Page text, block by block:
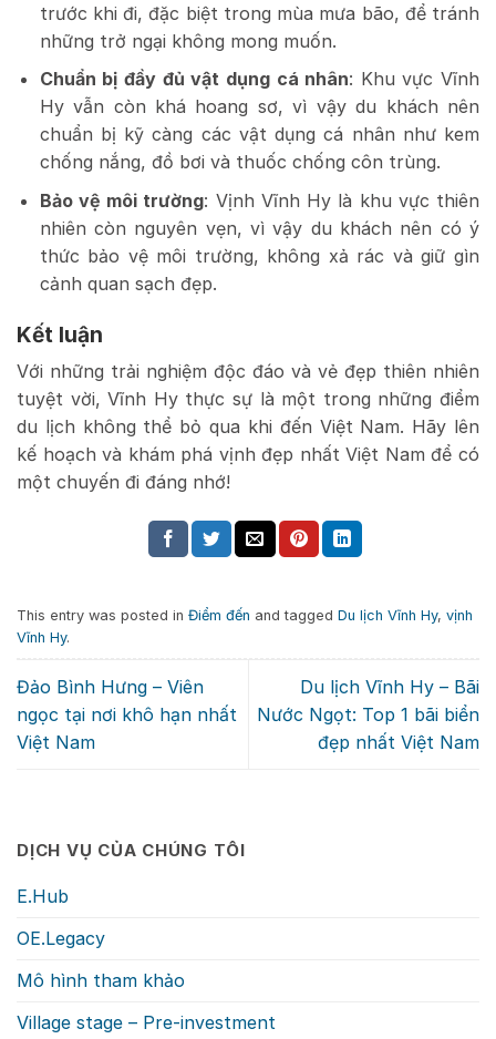
trước khi đi, đặc biệt trong mùa mưa bão, để tránh
những trở ngại không mong muốn.
Chuẩn bị đầy đủ vật dụng cá nhân: Khu vực Vĩnh
Hy vẫn còn khá hoang sơ, vì vậy du khách nên
chuẩn bị kỹ càng các vật dụng cá nhân như kem
chống nắng, đồ bơi và thuốc chống côn trùng.
Bảo vệ môi trường: Vịnh Vĩnh Hy là khu vực thiên
nhiên còn nguyên vẹn, vì vậy du khách nên có ý
thức bảo vệ môi trường, không xả rác và giữ gìn
cảnh quan sạch đẹp.
Kết luận
Với những trải nghiệm độc đáo và vẻ đẹp thiên nhiên
tuyệt vời, Vĩnh Hy thực sự là một trong những điểm
du lịch không thể bỏ qua khi đến Việt Nam. Hãy lên
kế hoạch và khám phá vịnh đẹp nhất Việt Nam để có
một chuyến đi đáng nhớ!
This entry was posted in Điểm đến and tagged Du lịch Vĩnh Hy, vịnh
Vĩnh Hy.
Đảo Bình Hưng – Viên
ngọc tại nơi khô hạn nhất
Việt Nam
Du lịch Vĩnh Hy – Bãi
Nước Ngọt: Top 1 bãi biển
đẹp nhất Việt Nam
DỊCH VỤ CỦA CHÚNG TÔI
E.Hub
OE.Legacy
Mô hình tham khảo
Village stage – Pre-investment